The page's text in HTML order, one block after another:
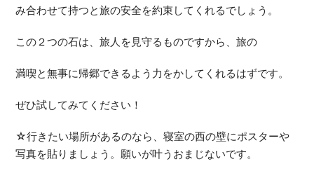
み合わせて持つと旅の安全を約束してくれるでしょう。
この２つの石は、旅人を見守るものですから、旅の
満喫と無事に帰郷できるよう力をかしてくれるはずです。
ぜひ試してみてください！
☆行きたい場所があるのなら、寝室の西の壁にポスターや
写真を貼りましょう。願いが叶うおまじないです。